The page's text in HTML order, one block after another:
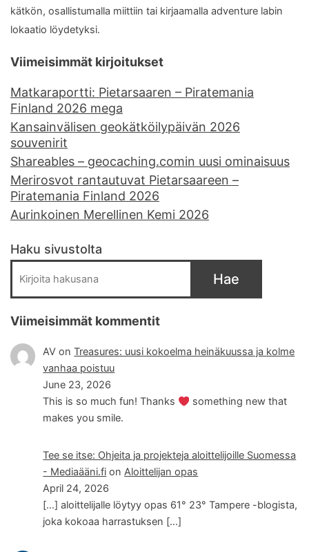
kätkön, osallistumalla miittiin tai kirjaamalla adventure labin
lokaatio löydetyksi.
Viimeisimmät kirjoitukset
Matkaraportti: Pietarsaaren – Piratemania
Finland 2026 mega
Kansainvälisen geokätköilypäivän 2026
souvenirit
Shareables – geocaching.comin uusi ominaisuus
Merirosvot rantautuvat Pietarsaareen –
Piratemania Finland 2026
Aurinkoinen Merellinen Kemi 2026
Haku sivustolta
Hae
Viimeisimmät kommentit
AV onTreasures: uusi kokoelma heinäkuussa ja kolme
vanhaa poistuu
June 23, 2026
This is so much fun! Thanks
something new that
makes you smile.
Tee se itse: Ohjeita ja projekteja aloittelijoille Suomessa
- Mediaääni.fi onAloittelijan opas
April 24, 2026
[…] aloittelijalle löytyy opas 61° 23° Tampere -blogista,
joka kokoaa harrastuksen […]